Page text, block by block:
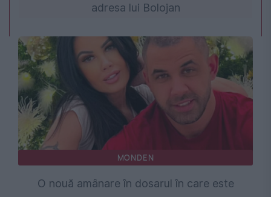
adresa lui Bolojan
MONDEN
O nouă amânare în dosarul în care este